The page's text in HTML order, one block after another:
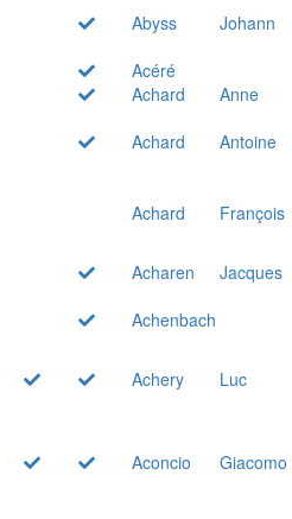
Abyss
Johann
Acéré
Achard
Anne
Achard
Antoine
Achard
François
Acharen
Jacques
Achenbach
Achery
Luc
Aconcio Giacomo